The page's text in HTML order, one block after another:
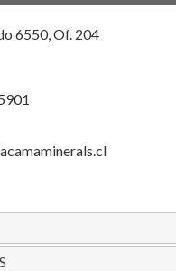
6550, Of. 204